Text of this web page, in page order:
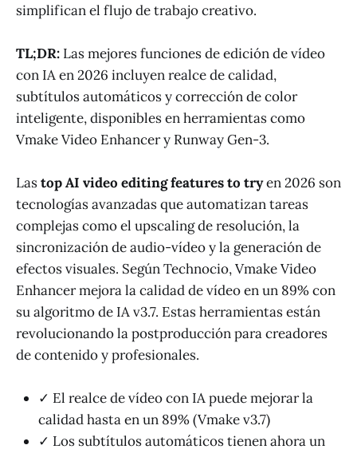
simplifican el flujo de trabajo creativo.
TL;DR: Las mejores funciones de edición de vídeo
con IA en 2026 incluyen realce de calidad,
subtítulos automáticos y corrección de color
inteligente, disponibles en herramientas como
Vmake Video Enhancer y Runway Gen-3.
Lastop AI video editing features to tryen 2026 son
tecnologías avanzadas que automatizan tareas
complejas como el upscaling de resolución, la
sincronización de audio-vídeo y la generación de
efectos visuales. Según Technocio, Vmake Video
Enhancer mejora la calidad de vídeo en un 89% con
su algoritmo de IA v3.7. Estas herramientas están
revolucionando la postproducción para creadores
de contenido y profesionales.
✓ El realce de vídeo con IA puede mejorar la
calidad hasta en un 89% (Vmake v3.7)
✓ Los subtítulos automáticos tienen ahora un